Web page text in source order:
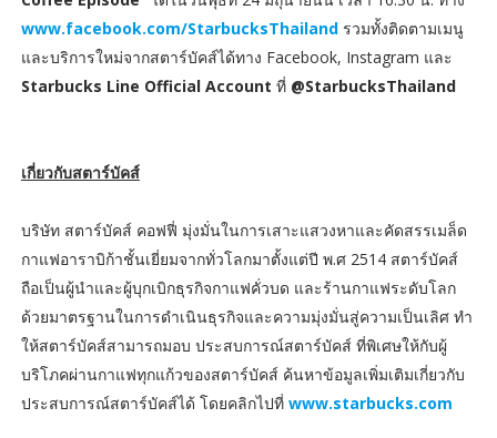
www.facebook.com/StarbucksThailandรวมทั้งติดตามเมนู
และบริการใหม่จากสตาร์บัคส์ได้ทาง Facebook, Instagram และ
Starbucks Line Official Account ที่ @StarbucksThailand
เกี่ยวกับสตาร์บัคส์
บริษัท สตาร์บัคส์ คอฟฟี่ มุ่งมั่นในการเสาะแสวงหาและคัดสรรเมล็ด
กาแฟอาราบิก้าชั้นเยี่ยมจากทั่วโลกมาตั้งแต่ปี พ.ศ 2514 สตาร์บัคส์
ถือเป็นผู้นำและผู้บุกเบิกธุรกิจกาแฟคั่วบด และร้านกาแฟระดับโลก
ด้วยมาตรฐานในการดำเนินธุรกิจและความมุ่งมั่นสู่ความเป็นเลิศ ทำ
ให้สตาร์บัคส์สามารถมอบ ประสบการณ์สตาร์บัคส์ ที่พิเศษให้กับผู้
บริโภคผ่านกาแฟทุกแก้วของสตาร์บัคส์ ค้นหาข้อมูลเพิ่มเติมเกี่ยวกับ
ประสบการณ์สตาร์บัคส์ได้ โดยคลิกไปที่ www.starbucks.com